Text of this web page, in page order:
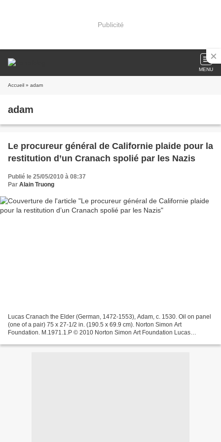
Publicité
MENU
Accueil » adam
adam
Le procureur général de Californie plaide pour la
restitution d’un Cranach spolié par les Nazis
Publié le 25/05/2010 à 08:37
Par Alain Truong
Lucas Cranach the Elder (German, 1472-1553), Adam, c. 1530. Oil on panel
(one of a pair) 75 x 27-1/2 in. (190.5 x 69.9 cm). Norton Simon Art
Foundation. M.1971.1.P © 2010 Norton Simon Art Foundation Lucas